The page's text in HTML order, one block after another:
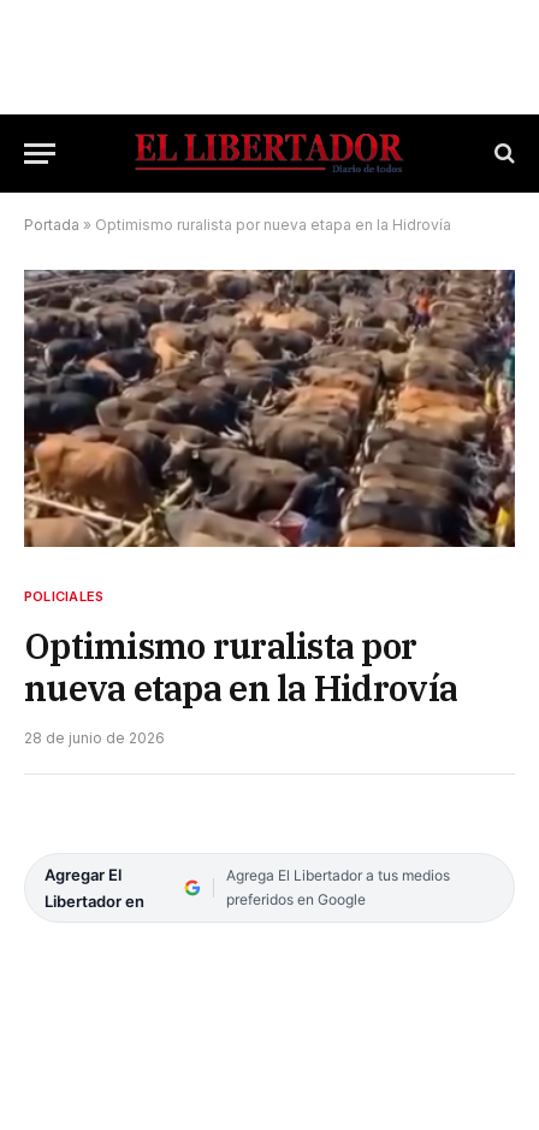
Portada » Optimismo ruralista por nueva etapa en la Hidrovía
POLICIALES
Optimismo ruralista por
nueva etapa en la Hidrovía
28 de junio de 2026
Agregar El
Libertador en
Agrega El Libertador a tus medios
preferidos en Google